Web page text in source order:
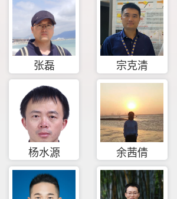
张磊 宗克清
杨水源 余茜倩